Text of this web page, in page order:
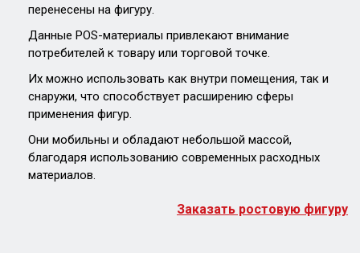
перенесены на фигуру.
Данные POS-материалы привлекают внимание
потребителей к товару или торговой точке.
Их можно использовать как внутри помещения, так и
снаружи, что способствует расширению сферы
применения фигур.
Они мобильны и обладают небольшой массой,
благодаря использованию современных расходных
материалов.
Заказать ростовую фигуру